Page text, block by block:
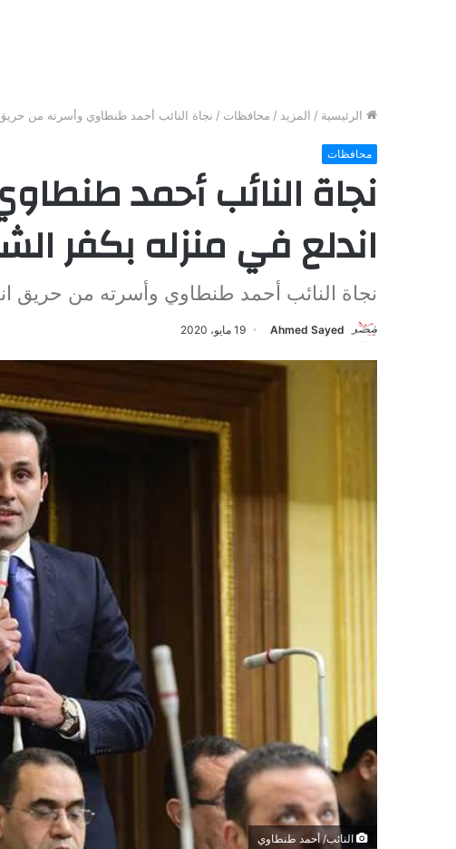
الرئيسية / المزيد / محافظات / نجاة النائب أحمد طنطاوي وأسرته من
محافظات
نجاة النائب أحمد
اندلع في منزله بكفر
نجاة النائب أحمد طنطاوي وأسرته من حريق
Ahmed Sayed 19 مايو، 2020
النائب/ أحمد طنطاوي